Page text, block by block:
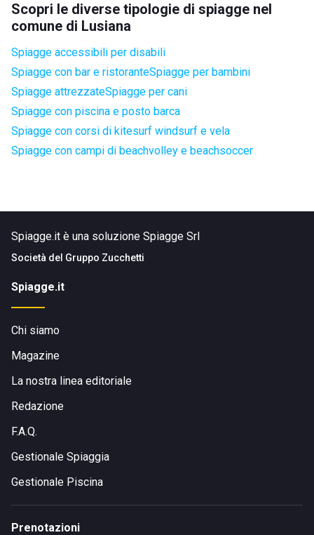
Scopri le diverse tipologie di spiagge nel
comune di Lusiana
Spiagge accessibili per disabili
Spiagge con bar e ristoranteSpiagge per bambini
Spiagge attrezzateSpiagge per cani
Spiagge con piscina e posto barca
Spiagge con corsi di kitesurf windsurf e vela
Spiagge con campi di beachvolley e beachsoccer
Spiagge.it è una soluzione Spiagge Srl
Società del Gruppo Zucchetti
Spiagge.it
Chi siamo
Magazine
La nostra linea editoriale
Redazione
F.A.Q.
Gestionale Spiaggia
Gestionale Piscina
Prenotazioni